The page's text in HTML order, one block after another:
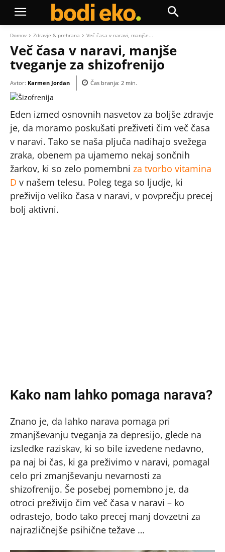
Domov Zdravje & prehrana Več časa v naravi, manjše...
Več časa v naravi, manjše
tveganje za shizofrenijo
Avtor: Karmen Jordan Čas branja: 2 min.
Eden izmed osnovnih nasvetov za boljše zdravje
je, da moramo poskušati preživeti čim več časa
v naravi. Tako se naša pljuča nadihajo svežega
zraka, obenem pa ujamemo nekaj sončnih
žarkov, ki so zelo pomembni za tvorbo vitamina
D v našem telesu. Poleg tega so ljudje, ki
preživijo veliko časa v naravi, v povprečju precej
bolj aktivni.
Kako nam lahko pomaga narava?
Znano je, da lahko narava pomaga pri
zmanjševanju tveganja za depresijo, glede na
izsledke raziskav, ki so bile izvedene nedavno,
pa naj bi čas, ki ga preživimo v naravi, pomagal
celo pri zmanjševanju nevarnosti za
shizofrenijo. Še posebej pomembno je, da
otroci preživijo čim več časa v naravi – ko
odrastejo, bodo tako precej manj dovzetni za
najrazličnejše psihične težave …